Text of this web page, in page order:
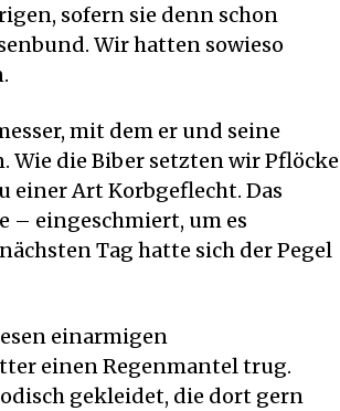
sofern sie denn schon
Wir hatten sowieso
mit dem er und seine
die Biber setzten wir Pflöcke
einer Art Korbgeflecht. Das
– eingeschmiert, um es
Tag hatte sich der Pegel
einarmigen
einen Regenmantel trug.
gekleidet, die dort gern